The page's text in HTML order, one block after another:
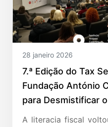
28 janeiro 2026
7.ª Edição do Tax
Fundação António
para Desmistificar o
A literacia fiscal